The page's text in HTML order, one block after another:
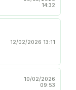
14:32
12/02/2026 13:11
10/02/2026
09:53